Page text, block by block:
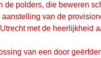
de polders, die beweren
van de
met de heerlijkheid
van een door